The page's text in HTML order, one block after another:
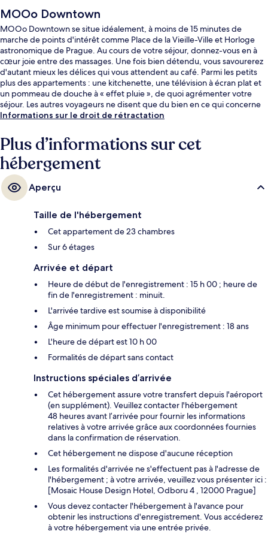
MOOo Downtown
MOOo Downtown se situe idéalement, à moins de 15 minutes de
marche de points d'intérêt comme Place de la Vieille-Ville et Horloge
astronomique de Prague. Au cours de votre séjour, donnez-vous en à
cœur joie entre des massages. Une fois bien détendu, vous savourerez
d'autant mieux les délices qui vous attendent au café. Parmi les petits
plus des appartements : une kitchenette, une télévision à écran plat et
un pommeau de douche à « effet pluie », de quoi agrémenter votre
séjour. Les autres voyageurs ne disent que du bien en ce qui concerne
le personnel attentionné. Les transports publics sont rapidement
et Station de métro Novoměstská radnice, à 2 min de marche à peine.
Informations sur le droit de rétractation
Plus d’informations sur cet
hébergement
Aperçu
Taille de l'hébergement
Cet appartement de 23 chambres
Sur 6 étages
Arrivée et départ
Heure de début de l'enregistrement : 15 h 00 ; heure de
fin de l'enregistrement : minuit.
L'arrivée tardive est soumise à disponibilité
Âge minimum pour effectuer l'enregistrement : 18 ans
L'heure de départ est 10 h 00
Formalités de départ sans contact
Instructions spéciales d’arrivée
Cet hébergement assure votre transfert depuis l'aéroport
(en supplément). Veuillez contacter l'hébergement
48 heures avant l’arrivée pour fournir les informations
relatives à votre arrivée grâce aux coordonnées fournies
dans la confirmation de réservation.
Cet hébergement ne dispose d'aucune réception
Les formalités d'arrivée ne s'effectuent pas à l'adresse de
l'hébergement ; à votre arrivée, veuillez vous présenter ici :
[Mosaic House Design Hotel, Odboru 4 , 12000 Prague]
Vous devez contacter l'hébergement à l'avance pour
obtenir les instructions d'enregistrement. Vous accéderez
à votre hébergement via une entrée privée.